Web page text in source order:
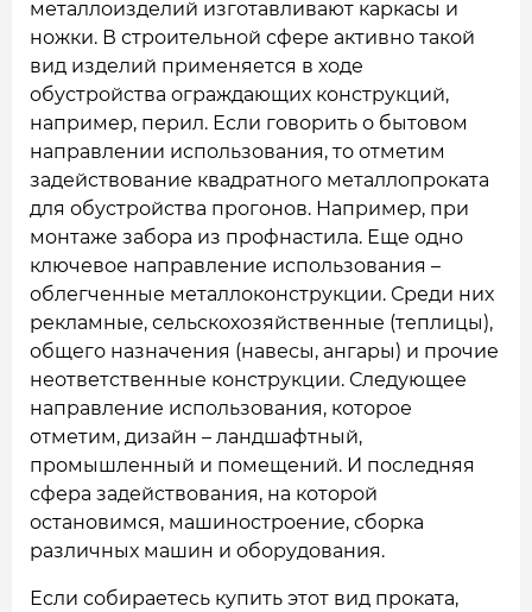
металлоизделий изготавливают каркасы и
ножки. В строительной сфере активно такой
вид изделий применяется в ходе
обустройства ограждающих конструкций,
например, перил. Если говорить о бытовом
направлении использования, то отметим
задействование квадратного металлопроката
для обустройства прогонов. Например, при
монтаже забора из профнастила. Еще одно
ключевое направление использования –
облегченные металлоконструкции. Среди них
рекламные, сельскохозяйственные (теплицы),
общего назначения (навесы, ангары) и прочие
неответственные конструкции. Следующее
направление использования, которое
отметим, дизайн – ландшафтный,
промышленный и помещений. И последняя
сфера задействования, на которой
остановимся, машиностроение, сборка
различных машин и оборудования.
Если собираетесь купить этот вид проката,